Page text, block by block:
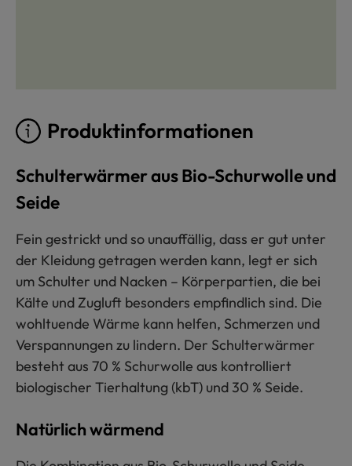
Produktinformationen
Schulterwärmer aus Bio-Schurwolle und
Seide
Fein gestrickt und so unauffällig, dass er gut unter
der Kleidung getragen werden kann, legt er sich
um Schulter und Nacken – Körperpartien, die bei
Kälte und Zugluft besonders empfindlich sind. Die
wohltuende Wärme kann helfen, Schmerzen und
Verspannungen zu lindern. Der Schulterwärmer
besteht aus 70 % Schurwolle aus kontrolliert
biologischer Tierhaltung (kbT) und 30 % Seide.
Natürlich wärmend